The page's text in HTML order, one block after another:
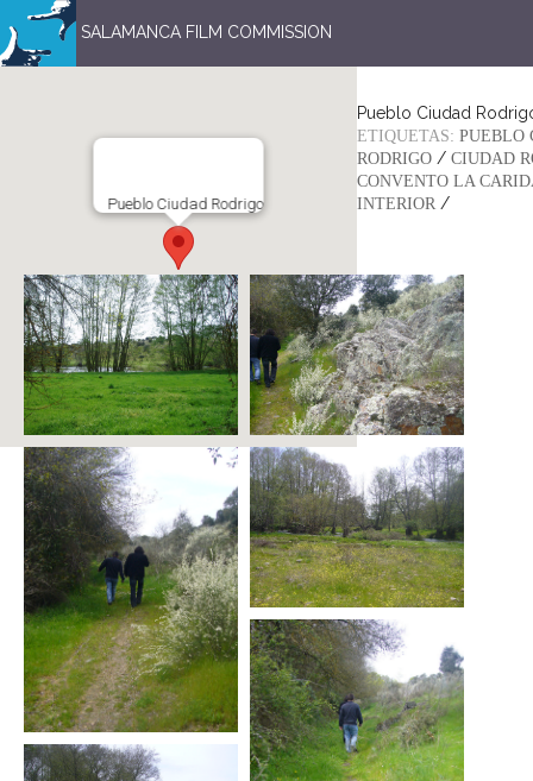
SALAMANCA FILM COMMISSION
Pueblo Ciudad Rodrigo
Pueblo Ciudad
ETIQUETAS: PUEBLO
RODRIGO / CIUDAD
CONVENTO LA
INTERIOR /